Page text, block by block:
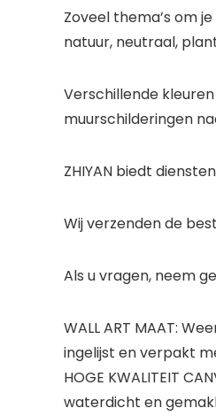
Zoveel thema’s om
natuur, neutraal,
Verschillende
muurschilderingen
ZHIYAN biedt
Wij verzenden de
Als u vragen, neem
WALL ART MAAT:
ingelijst en verpakt
HOGE KWALITEIT
waterdicht en